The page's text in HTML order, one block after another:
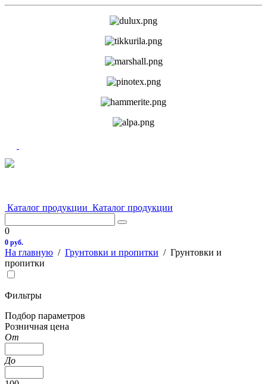
Каталог продукции Каталог продукции
0
0 руб.
На главную / Грунтовки и пропитки / Грунтовки и
пропитки
Фильтры
Подбор параметров
Розничная цена
От
До